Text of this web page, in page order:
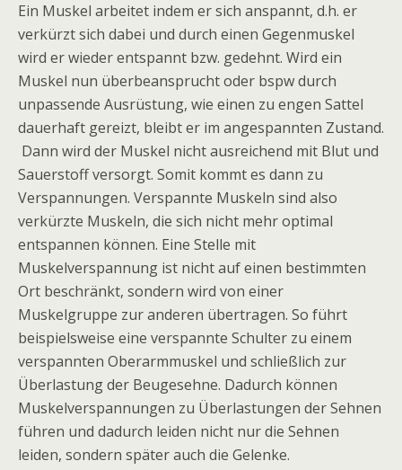
Ein Muskel arbeitet indem er sich anspannt, d.h. er
verkürzt sich dabei und durch einen Gegenmuskel
wird er wieder entspannt bzw. gedehnt. Wird ein
Muskel nun überbeansprucht oder bspw durch
unpassende Ausrüstung, wie einen zu engen Sattel
dauerhaft gereizt, bleibt er im angespannten Zustand.
Dann wird der Muskel nicht ausreichend mit Blut und
Sauerstoff versorgt. Somit kommt es dann zu
Verspannungen. Verspannte Muskeln sind also
verkürzte Muskeln, die sich nicht mehr optimal
entspannen können. Eine Stelle mit
Muskelverspannung ist nicht auf einen bestimmten
Ort beschränkt, sondern wird von einer
Muskelgruppe zur anderen übertragen. So führt
beispielsweise eine verspannte Schulter zu einem
verspannten Oberarmmuskel und schließlich zur
Überlastung der Beugesehne. Dadurch können
Muskelverspannungen zu Überlastungen der Sehnen
führen und dadurch leiden nicht nur die Sehnen
leiden, sondern später auch die Gelenke.